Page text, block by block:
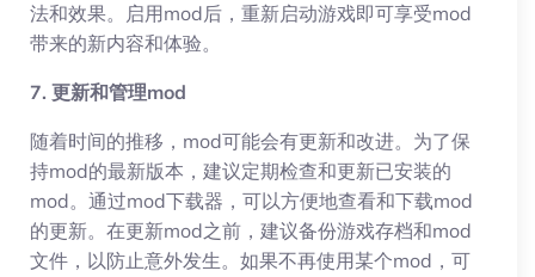
法和效果。启用mod后，重新启动游戏即可享受mod
带来的新内容和体验。
7. 更新和管理mod
随着时间的推移，mod可能会有更新和改进。为了保
持mod的最新版本，建议定期检查和更新已安装的
mod。通过mod下载器，可以方便地查看和下载mod
的更新。在更新mod之前，建议备份游戏存档和mod
文件，以防止意外发生。如果不再使用某个mod，可